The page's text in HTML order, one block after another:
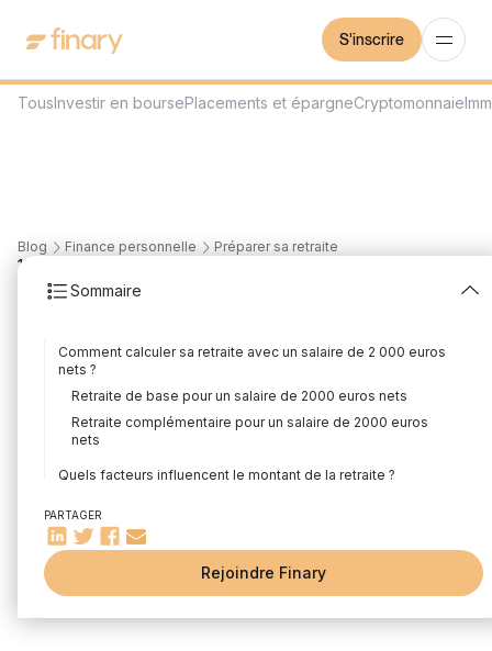
S'inscrire
TousInvestir en boursePlacements et épargneCryptomonnaie
Blog Finance personnelle Préparer sa retraite
Sommaire
Comment calculer sa retraite avec un salaire de 2 000 euros
nets ?
Retraite de base pour un salaire de 2000 euros nets
Retraite complémentaire pour un salaire de 2000 euros
nets
Quels facteurs influencent le montant de la retraite ?
Salaire moyen
Carrière professionnelle
Régime général
PARTAGER
Rejoindre Finary
19
salaire de 2000 euros
nets ?
Rédigé par